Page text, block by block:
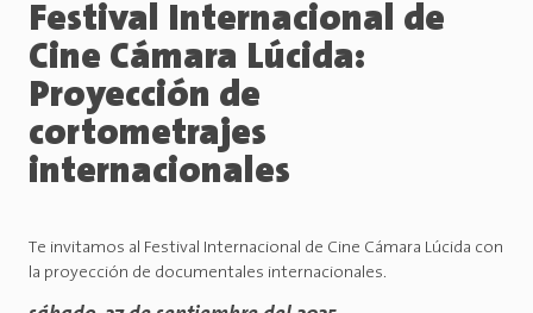
Festival Internacional de
Cine Cámara Lúcida:
Proyección de
cortometrajes
internacionales
Te invitamos al Festival Internacional de Cine Cámara Lúcida con
la proyección de documentales internacionales.